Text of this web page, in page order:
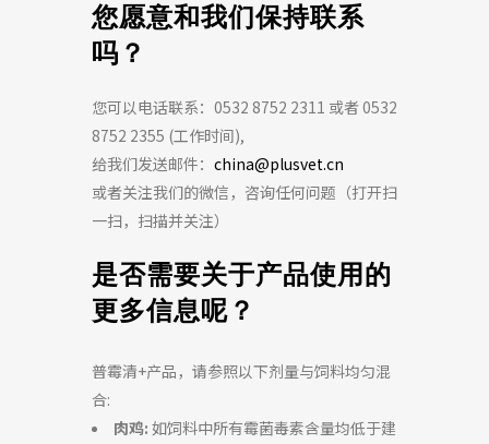
您愿意和我们保持联系
吗？
您可以电话联系：0532 8752 2311 或者 0532
8752 2355 (工作时间),
给我们发送邮件： china@plusvet.cn
或者关注我们的微信，咨询任何问题（打开扫
一扫，扫描并关注）
是否需要关于产品使用的
更多信息呢？
普霉清+产品，请参照以下剂量与饲料均匀混
合:
肉鸡: 如饲料中所有霉菌毒素含量均低于建